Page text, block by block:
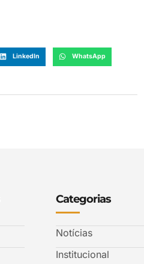
LinkedIn WhatsApp
Categorias
Notícias
Institucional